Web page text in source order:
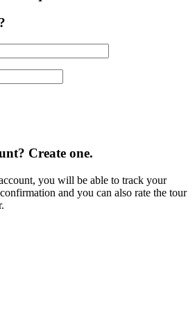
Create one.
you will be able to track your
and you can also rate the tour